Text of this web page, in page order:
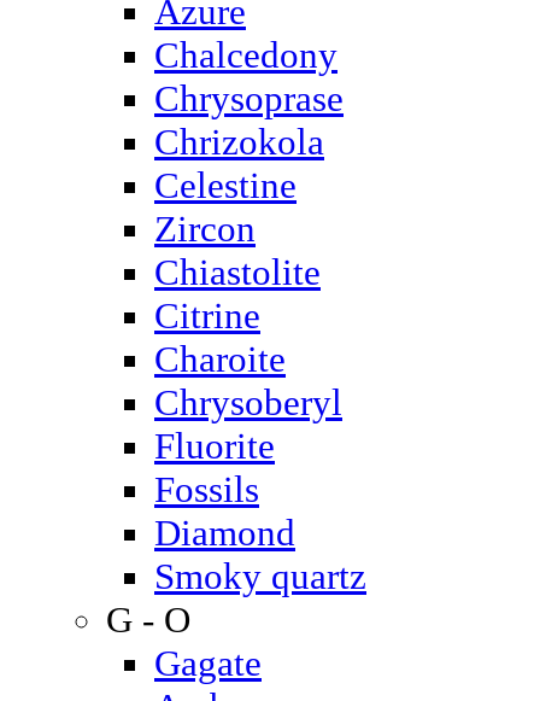
Azure
Chalcedony
Chrysoprase
Chrizokola
Celestine
Zircon
Chiastolite
Citrine
Charoite
Chrysoberyl
Fluorite
Fossils
Diamond
Smoky quartz
G - O
Gagate